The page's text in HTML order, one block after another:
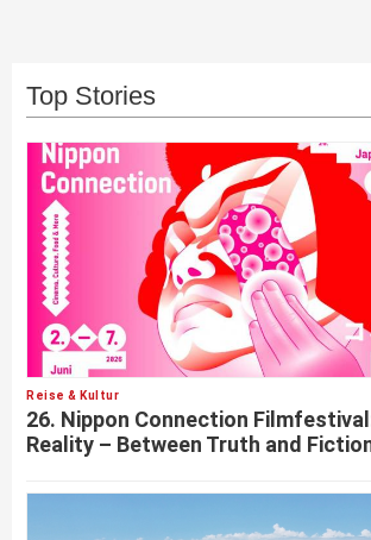
Top Stories
Reise & Kultur
26. Nippon Connection
Reality – Between Truth and